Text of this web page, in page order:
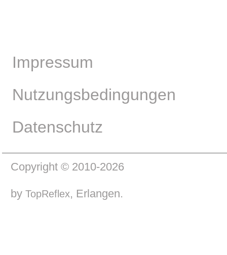
Impressum
Nutzungsbedingungen
Datenschutz
Copyright © 2010-2026
by TopReflex, Erlangen.